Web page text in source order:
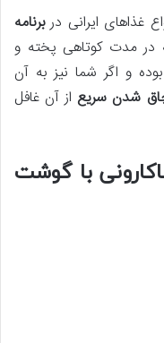
غذاهای ایرانی دربرنامه
در مدت کوتاهی پخته و
و اگر شما نیز به آن
شدن سریع از آن غافل
با گوشت